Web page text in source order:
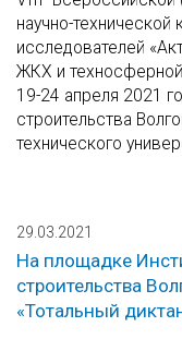
научно-
исследователей
ЖКХ и техносферной
19-24 апреля 2021
строительства
технического
29.03.2021
На площадке
строительства
«Тотальный